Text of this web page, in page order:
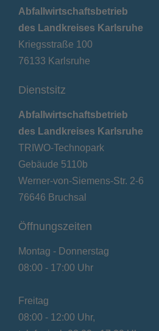
Abfallwirtschaftsbetrieb
des Landkreises Karlsruhe
Kriegsstraße 100
76133 Karlsruhe
Dienstsitz
Abfallwirtschaftsbetrieb
des Landkreises Karlsruhe
TRIWO-Technopark
Gebäude 5110b
Werner-von-Siemens-Str. 2-6
76646 Bruchsal
Öffnungszeiten
Montag - Donnerstag
08:00 - 17:00 Uhr
Freitag
08:00 - 12:00 Uhr,